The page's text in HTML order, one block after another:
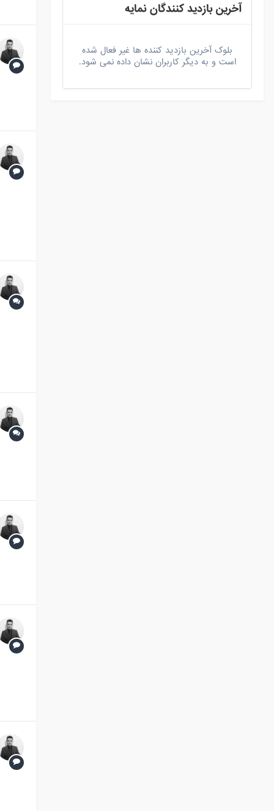
آخرین بازدید کنندگان نمایه
بلوک آخرین بازدید کننده ها غیر فعال شده
است و به دیگر کاربران نشان داده نمی شود.